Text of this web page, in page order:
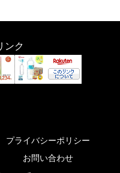
ンク
プライバシーポリシー
お問い合わせ